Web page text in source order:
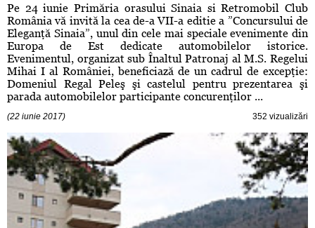
Pe 24 iunie Primăria orasului Sinaia si Retromobil Club
România vă invită la cea de-a VII-a editie a ”Concursului de
Eleganţă Sinaia”, unul din cele mai speciale evenimente din
Europa de Est dedicate automobilelor istorice.
Evenimentul, organizat sub Înaltul Patronaj al M.S. Regelui
Mihai I al României, beneficiază de un cadrul de excepţie:
Domeniul Regal Peleş şi castelul pentru prezentarea şi
parada automobilelor participante concurenţilor ...
(22 iunie 2017) 352 vizualizări